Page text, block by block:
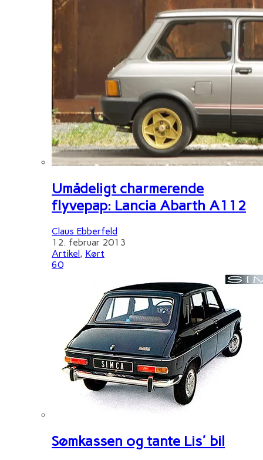
Umådeligt charmerende
flyvepap: Lancia Abarth A112
Claus Ebberfeld
12. februar 2013
Artikel, Kørt
60
Sømkassen og tante Lis' bil